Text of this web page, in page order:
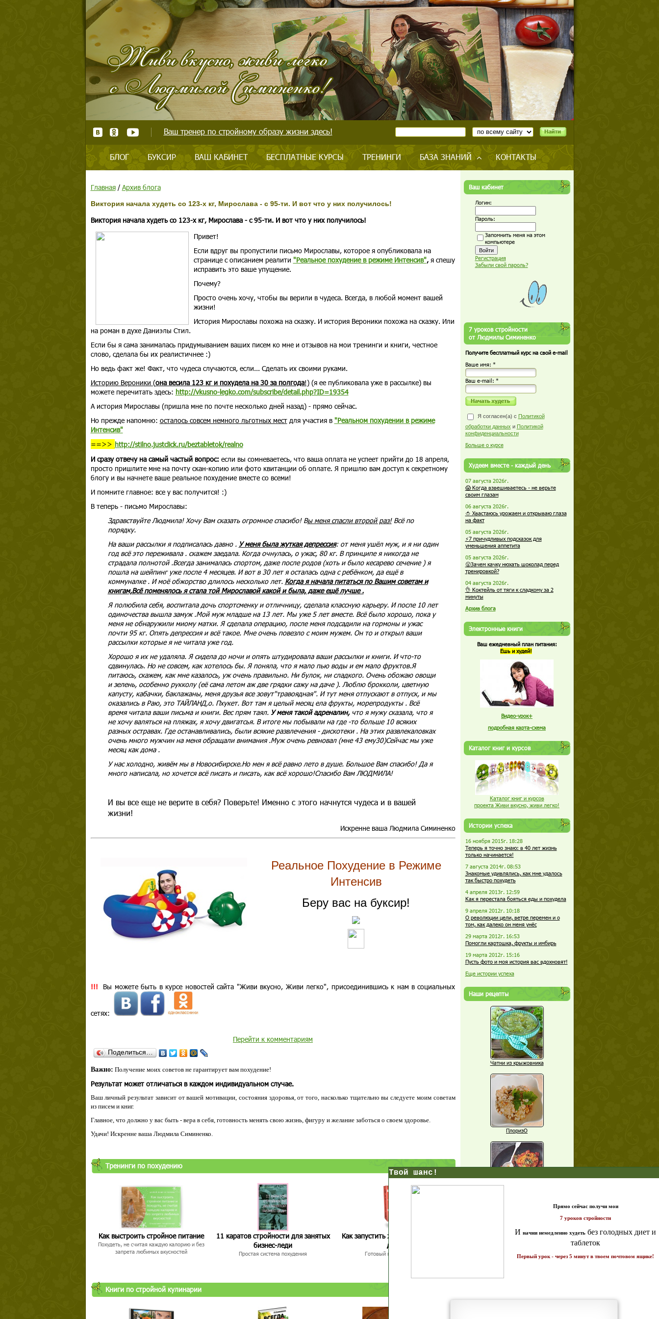
Ваш тренер по стройному образу жизни здесь!
БЛОГ БУКСИР ВАШ КАБИНЕТ БЕСПЛАТНЫЕ КУРСЫ ТРЕНИНГИ БАЗА ЗНАНИЙ КОНТАКТЫ
Главная/ Архив блога
Виктория начала худеть со 123-х кг, Мирослава - с 95-ти. И вот что у них получилось!
Виктория начала худеть со 123-х кг, Мирослава - с 95-ти. И вот что у них получилось!
Привет!
Если вдруг вы пропустили письмо Мирославы, которое я опубликовала на
странице с описанием реалити "Реальное похудение в режиме Интенсив", я спешу
исправить это ваше упущение.
Почему?
Просто очень хочу, чтобы вы верили в чудеса. Всегда, в любой момент вашей
жизни!
История Мирославы похожа на сказку. И история Вероники похожа на сказку. Или
на роман в духе Даниэлы Стил.
Если бы я сама занималась придумыванием ваших писем ко мне и отзывов на мои тренинги и книги, честное
слово, сделала бы их реалистичнее :)
Но ведь факт же! Факт, что чудеса случаются, если... Сделать их своими руками.
Историю Вероники (она весила 123 кг и похудела на 30 за полгода!)(я ее публиковала уже в рассылке) вы
можете перечитать здесь: http://vkusno-legko.com/subscribe/detail.php?ID=19354
А история Мирославы (пришла мне по почте несколько дней назад) - прямо сейчас.
Но прежде напомню: осталось совсем немного льготных местдля участия в "Реальном похудении в режиме
Интенсив"
==>> http://stilno.justclick.ru/beztabletok/realno
И сразу отвечу на самый частый вопрос: если вы сомневаетесь, что ваша оплата не успеет прийти до 18 апреля,
просто пришлите мне на почту скан-копию или фото квитанции об оплате. Я пришлю вам доступ к секретному
блогу и вы начнете ваше реальное похудение вместе со всеми!
И помните главное: все у вас получится! :)
В теперь - письмо Мирославы:
Здравствуйте Людмила! Хочу Вам сказать огромное спасибо! Вы меня спасли второй раз!Всё по
порядку.
На ваши рассылки я подписалась давно . У меня была жуткая депрессия: от меня ушёл муж, и я ни один
год всё это переживала . скажем заедала. Когда очнулась, о ужас, 80 кг. В принципе я никогда не
страдала полнотой .Всегда занималась спортом, даже после родов (хоть и было кесарево сечение ) я
пошла на шейпинг уже после 4 месяцев. И вот в 30 лет я осталась одна с ребёнком, да ещё в
коммуналке . И моё обжорство длилось несколько лет. Когда я начала питаться по Вашим советам и
книгам,Всё поменялось я стала той Мирославой какой и была, даже ещё лучше .
Я полюбила себя, воспитала дочь спортсменку и отличницу, сделала классную карьеру. И после 10 лет
одиночества вышла замуж .Мой муж младше на 13 лет. Мы уже 5 лет вместе. Всё было хорошо, пока у
меня не обнаружили миому матки. Я сделала операцию, после меня подсадили на гормоны и ужас
почти 95 кг. Опять депрессия и всё такое. Мне очень повезло с моим мужем. Он то и открыл ваши
рассылки которые я не читала уже год.
Хорошо я их не удаляла. Я сидела до ночи и опять штудировала ваши рассылки и книги. И что-то
сдвинулась. Но не совсем, как хотелось бы. Я поняла, что я мало пью воды и ем мало фруктов.Я
питаюсь, скажем, как мне казалось, уж очень правильно. Ни булок, ни сладкого. Очень обожаю овощи
и зелень, особенно рукколу (её сама летом аж две грядки сажу на даче ). Люблю брокколи, цветную
капусту, кабачки, баклажаны, меня друзья все зовут"травоядная". И тут меня отпускают в отпуск, и мы
оказались в Раю, это ТАЙЛАНД,о. Пхукет. Вот там я целый месяц ела фрукты, морепродукты . Всё
время читала ваши письма и книги. Вес прям таял. У меня такой адреналин, что я мужу сказала, что я
не хочу валяться на пляжах, я хочу двигатсья. В итоге мы побывали на где -то больше 10 всяких
разных остравах. Где останавливались, были всякие развлечения - дискотеки . На этих развлекаловках
очень много мужчин на меня обращали внимания .Муж очень ревновал (мне 43 ему30)Сейчас мы уже
месяц как дома .
У нас холодно, живём мы в Новосибирске.Но мен я всё равно лето в душе. Большое Вам спасибо! Да я
много написала, но хочется всё писать и писать, как всё хорошо!Спасибо Вам ЛЮДМИЛА!
И вы все еще не верите в себя? Поверьте! Именно с этого начнутся чудеса и в вашей
жизни!
Искренне ваша Людмила Симиненко
Реальное Похудение в Режиме
Интенсив
Беру вас на буксир!
!!! Вы можете быть в курсе новостей сайта "Живи вкусно, Живи легко", присоединившись к нам в социальных
сетях:
Перейти к комментариям
Поделиться…
Важно: Получение моих советов не гарантирует вам похудение!
Результат может отличаться в каждом индивидуальном случае.
Ваш личный результат зависит от вашей мотивации, состояния здоровья, от того, насколько тщательно вы следуете моим советам
из писем и книг.
Главное, что должно у вас быть - вера в себя, готовность менять свою жизнь, фигуру и желание заботься о своем здоровье.
Удачи! Искренне ваша Людмила Симиненко.
Тренинги по похудению
Как выстроить стройное питание
Похудеть, не считая каждую калорию и без
запрета любимых вкусностей
11 каратов стройности для занятых
бизнес-леди
Простая система похудения
Как запустить жиросжигание за 7
дней
Готовый план-сценарий
Книги по стройной кулинарии
Ваш кабинет
Логин:
Пароль:
Запомнить меня на этом
компьютере
Регистрация
Забыли свой пароль?
7 уроков стройности
от Людмилы Симиненко
Получите бесплатный курс на свой e-mail
Ваше имя: *
Ваш е-mail: *
Я согласен(а) с Политикой
обработки данных и Политикой
конфиденциальности
Больше о курсе
Худеем вместе - каждый день
07 августа 2026г.
😱 Когда взвешиваетесь - не верьте
своим глазам
06 августа 2026г.
🍅 Хвастаюсь урожаем и открываю глаза
на факт
05 августа 2026г.
⚡7 причудливых подсказок для
уменьшения аппетита
05 августа 2026г.
😮Зачем качку нюхать шоколад перед
тренировкой?
04 августа 2026г.
👌 Коктейль от тяги к сладкому за 2
минуты
Архив блога
Электронные книги
Ваш ежедневный план питания:
Ешь и худей!
Видео-урок+
подробная карта-схема
Каталог книг и курсов
Каталог книг и курсов
проекта Живи вкусно, живи легко!
Истории успеха
16 ноября 2015г. 18:28
Теперь я точно знаю: в 40 лет жизнь
только начинается!
7 августа 2014г. 08:53
Знакомые удивлялись, как мне удалось
так быстро похудеть
4 апреля 2013г. 12:59
Как я перестала бояться еды и похудела
9 апреля 2012г. 10:18
О революции цели, ветре перемен и о
том, как далеко он меня унёс
29 марта 2012г. 16:53
Помогли картошка, фрукты и имбирь
19 марта 2012г. 15:16
Пусть фото и моя история вас вдохновят!
Еще истории успеха
Наши рецепты
Чатни из крыжовника
ПлоризО
Еще рецепты
Твой шанс!
Прямо сейчас получи мои
7 уроков стройности
начни немедленно худеть
таблеток
Первый урок - через 5 минут в твоем почтовом ящике!